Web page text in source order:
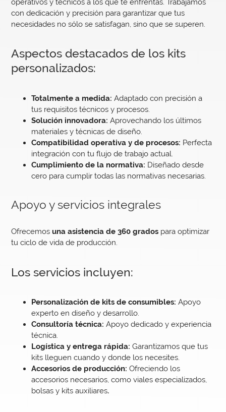
con dedicación y precisión para garantizar que tus
necesidades no sólo se satisfagan, sino que se superen.
Aspectos destacados de los kits
personalizados:
Totalmente a medida: Adaptado con precisión a
tus requisitos técnicos y procesos.
Solución innovadora: Aprovechando los últimos
materiales y técnicas de diseño.
Compatibilidad operativa y de procesos: Perfecta
integración con tu flujo de trabajo actual.
Cumplimiento de la normativa: Diseñado desde
cero para cumplir todas las normativas necesarias.
Apoyo y servicios integrales
Ofrecemosuna asistencia de 360 grados para optimizar
tu ciclo de vida de producción.
Los servicios incluyen:
Personalización de kits de consumibles: Apoyo
experto en diseño y desarrollo.
Consultoría técnica: Apoyo dedicado y experiencia
técnica.
Logística y entrega rápida: Garantizamos que tus
kits lleguen cuando y donde los necesites.
Accesorios de producción:Ofreciendo los
accesorios necesarios, como viales especializados,
bolsas y kits auxiliares.